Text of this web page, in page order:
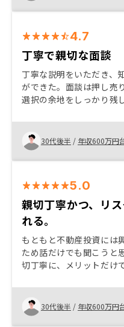
4.7
丁寧で親切な面談
丁寧な説明をいただき、
ができた。面談は押し売
選択の余地をしっかり残
とができた。最終的に
感じたことが決め手とな
30代後半 / 年収600万円
5.0
親切丁寧かつ、リ
れる。
もともと不動産投資には
ため話だけでも聞こうと
切丁寧に、メリットだけ
ていた
30代後半 / 年収600万円